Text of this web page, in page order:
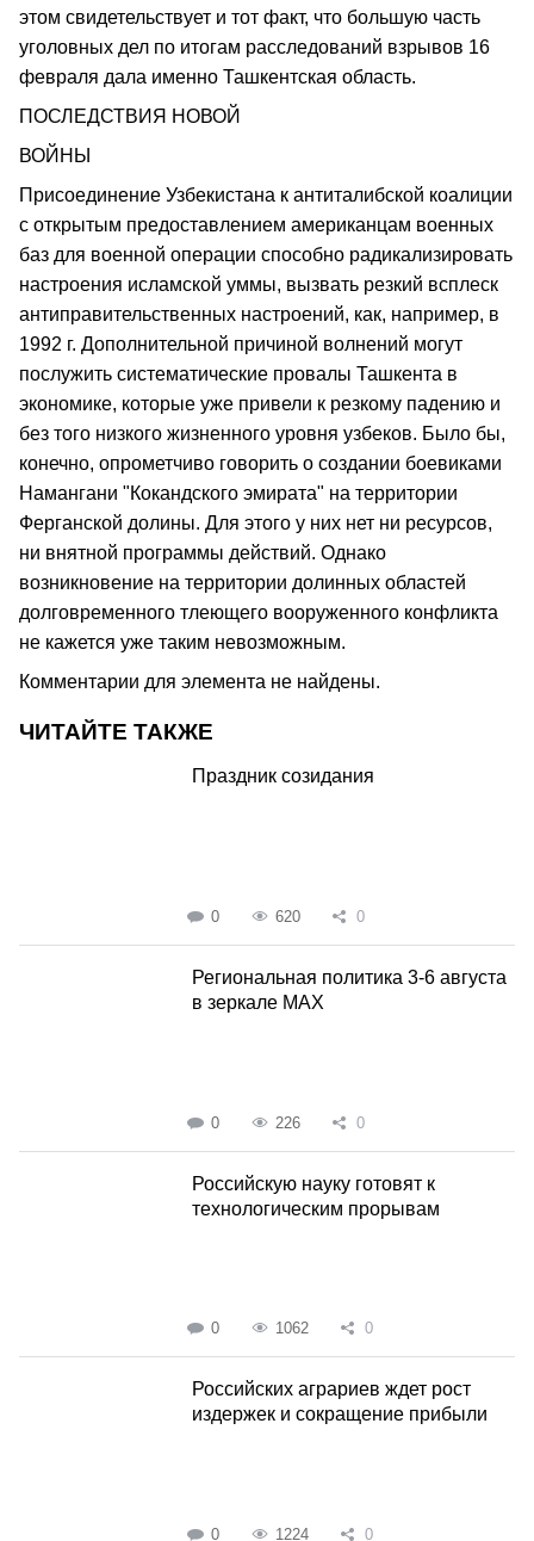
этом свидетельствует и тот факт, что большую часть
уголовных дел по итогам расследований взрывов 16
февраля дала именно Ташкентская область.
ПОСЛЕДСТВИЯ НОВОЙ
ВОЙНЫ
Присоединение Узбекистана к антиталибской коалиции
с открытым предоставлением американцам военных
баз для военной операции способно радикализировать
настроения исламской уммы, вызвать резкий всплеск
антиправительственных настроений, как, например, в
1992 г. Дополнительной причиной волнений могут
послужить систематические провалы Ташкента в
экономике, которые уже привели к резкому падению и
без того низкого жизненного уровня узбеков. Было бы,
конечно, опрометчиво говорить о создании боевиками
Намангани "Кокандского эмирата" на территории
Ферганской долины. Для этого у них нет ни ресурсов,
ни внятной программы действий. Однако
возникновение на территории долинных областей
долговременного тлеющего вооруженного конфликта
не кажется уже таким невозможным.
Комментарии для элемента не найдены.
ЧИТАЙТЕ ТАКЖЕ
Праздник созидания
0 620 0
Региональная политика 3-6 августа
в зеркале MAX
0 226 0
Российскую науку готовят к
технологическим прорывам
0 1062 0
Российских аграриев ждет рост
издержек и сокращение прибыли
0 1224 0